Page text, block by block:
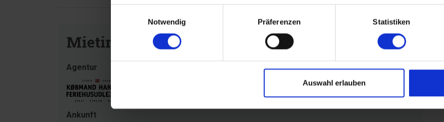
Notwendig
Präferenzen Statistiken
Auswahl erlauben
Mietinformationen
Agentur
Ankunft